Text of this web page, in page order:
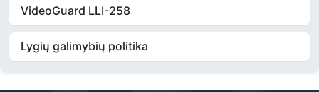
VideoGuard LLI-258
Lygių galimybių politika